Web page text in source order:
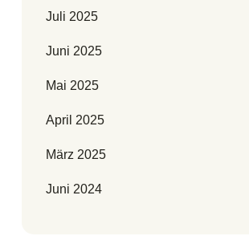
Juli 2025
Juni 2025
Mai 2025
April 2025
März 2025
Juni 2024